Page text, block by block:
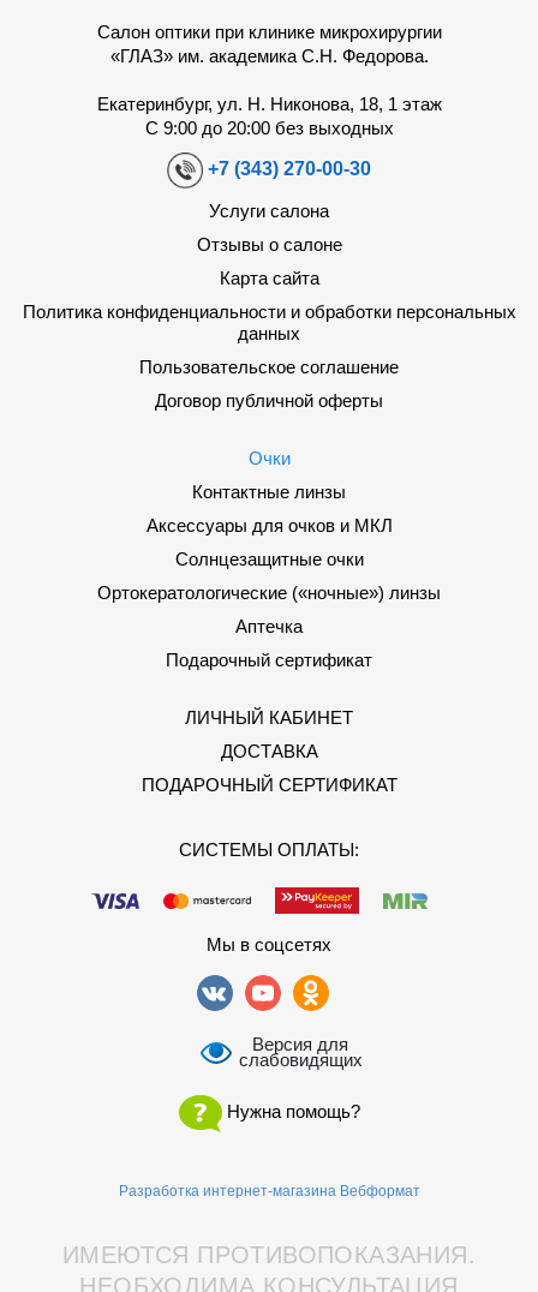
Салон оптики при клинике микрохирургии
«ГЛАЗ» им. академика С.Н. Федорова.
Екатеринбург, ул. Н. Никонова, 18, 1 этаж
С 9:00 до 20:00 без выходных
+7 (343) 270-00-30
Услуги салона
Отзывы о салоне
Карта сайта
Политика конфиденциальности и обработки персональных
данных
Пользовательское соглашение
Договор публичной оферты
Очки
Контактные линзы
Аксессуары для очков и МКЛ
Солнцезащитные очки
Ортокератологические («ночные») линзы
Аптечка
Подарочный сертификат
ЛИЧНЫЙ КАБИНЕТ
ДОСТАВКА
ПОДАРОЧНЫЙ СЕРТИФИКАТ
СИСТЕМЫ ОПЛАТЫ:
Мы в соцсетях
Версия для
слабовидящих
Нужна помощь?
Разработка интернет-магазина Вебформат
ИМЕЮТСЯ ПРОТИВОПОКАЗАНИЯ.
НЕОБХОДИМА КОНСУЛЬТАЦИЯ